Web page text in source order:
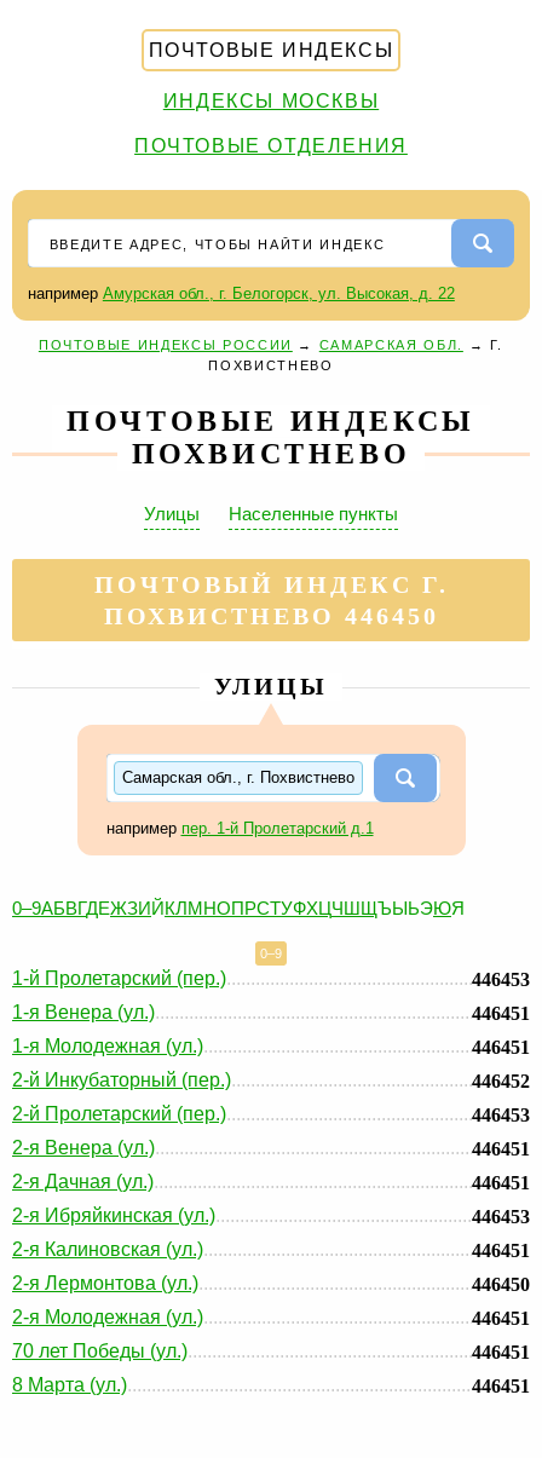
ПОЧТОВЫЕ ИНДЕКСЫ
ИНДЕКСЫ МОСКВЫ
ПОЧТОВЫЕ ОТДЕЛЕНИЯ
например Амурская обл., г. Белогорск, ул. Высокая, д. 22
ПОЧТОВЫЕ ИНДЕКСЫ РОССИИ → САМАРСКАЯ ОБЛ. → Г.
ПОХВИСТНЕВО
ПОЧТОВЫЕ ИНДЕКСЫ
ПОХВИСТНЕВО
Улицы Населенные пункты
ПОЧТОВЫЙ ИНДЕКС Г.
ПОХВИСТНЕВО 446450
УЛИЦЫ
Самарская обл., г. Похвистнево
например пер. 1-й Пролетарский д.1
0–9АБВГДЕЖЗИЙКЛМНОПРСТУФХЦЧШЩЪЫЬЭЮЯ
0–9
1-й Пролетарский (пер.)
446453
1-я Венера (ул.)
446451
1-я Молодежная (ул.)
446451
2-й Инкубаторный (пер.)
446452
2-й Пролетарский (пер.)
446453
2-я Венера (ул.)
446451
2-я Дачная (ул.)
446451
2-я Ибряйкинская (ул.)
446453
2-я Калиновская (ул.)
446451
2-я Лермонтова (ул.)
446450
2-я Молодежная (ул.)
446451
70 лет Победы (ул.)
446451
8 Марта (ул.)
446451